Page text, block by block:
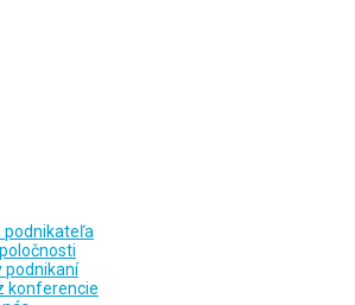
podnikateľa
podnikaní
konferencie